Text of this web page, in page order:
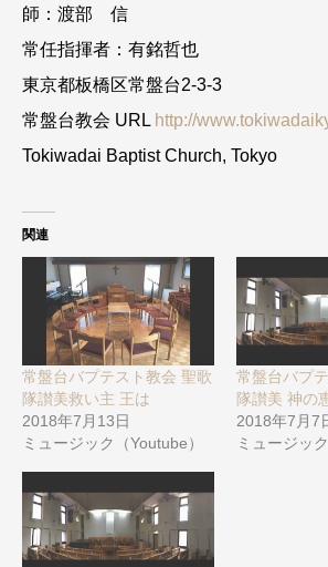
師：渡部 信
常任指揮者：有銘哲也
東京都板橋区常盤台2-3-3
常盤台教会 URL http://
Tokiwadai Baptist Church, Tokyo
関連
常盤台バプテスト教会 聖歌
隊讃美救い主 王は
2018年7月13日
ミュージック（Youtube）
常盤台バプ
隊讃美 神の
2018年7月7
ミュージッ